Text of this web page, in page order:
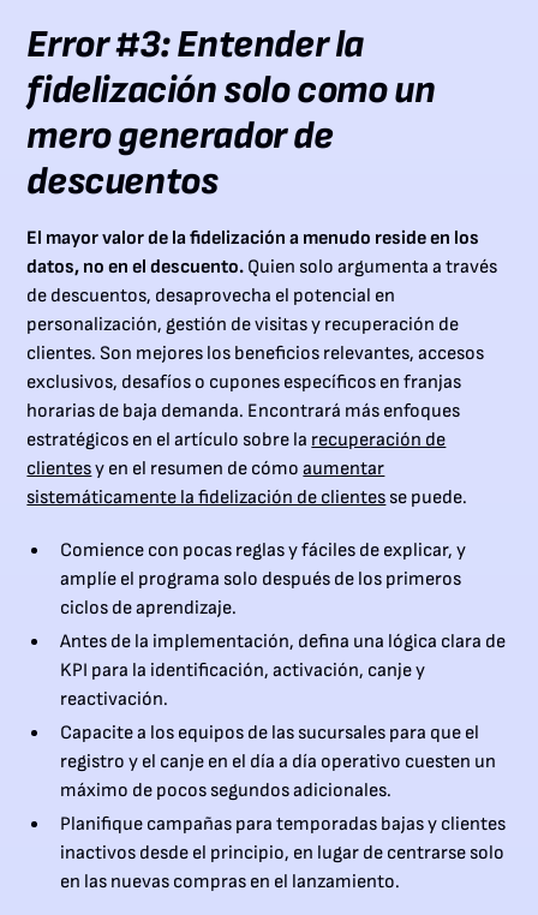
Error #3: Entender la
fidelización solo como un
mero generador de
descuentos
El mayor valor de la fidelización a menudo reside en los
datos, no en el descuento. Quien solo argumenta a través
de descuentos, desaprovecha el potencial en
personalización, gestión de visitas y recuperación de
clientes. Son mejores los beneficios relevantes, accesos
exclusivos, desafíos o cupones específicos en franjas
horarias de baja demanda. Encontrará más enfoques
estratégicos en el artículo sobre la recuperación de
clientesy en el resumen de cómoaumentar
sistemáticamente la fidelización de clientes se puede.
Comience con pocas reglas y fáciles de explicar, y
amplíe el programa solo después de los primeros
ciclos de aprendizaje.
Antes de la implementación, defina una lógica clara de
KPI para la identificación, activación, canje y
reactivación.
Capacite a los equipos de las sucursales para que el
registro y el canje en el día a día operativo cuesten un
máximo de pocos segundos adicionales.
Planifique campañas para temporadas bajas y clientes
inactivos desde el principio, en lugar de centrarse solo
en las nuevas compras en el lanzamiento.